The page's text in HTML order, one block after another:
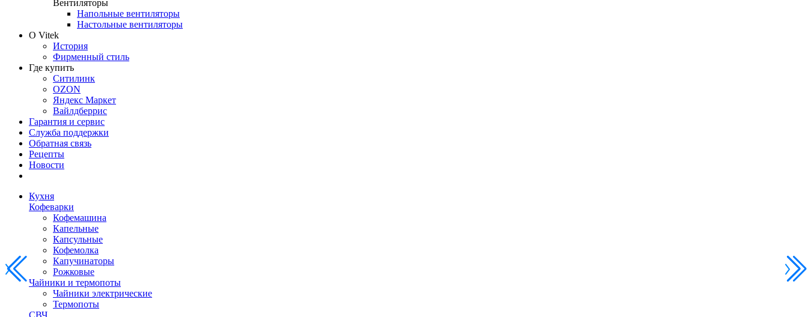
Вентиляторы
Напольные вентиляторы
Настольные вентиляторы
О Vitek
История
Фирменный стиль
Где купить
Ситилинк
OZON
Яндекс Маркет
Вайлдберрис
Гарантия и сервис
Служба поддержки
Обратная связь
Рецепты
Новости
Кухня
Кофеварки
Кофемашина
Капельные
Капсульные
Кофемолка
Капучинаторы
Рожковые
Чайники и термопоты
Чайники электрические
Термопоты
СВЧ